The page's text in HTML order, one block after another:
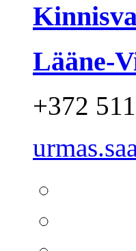
Lääne-
+372